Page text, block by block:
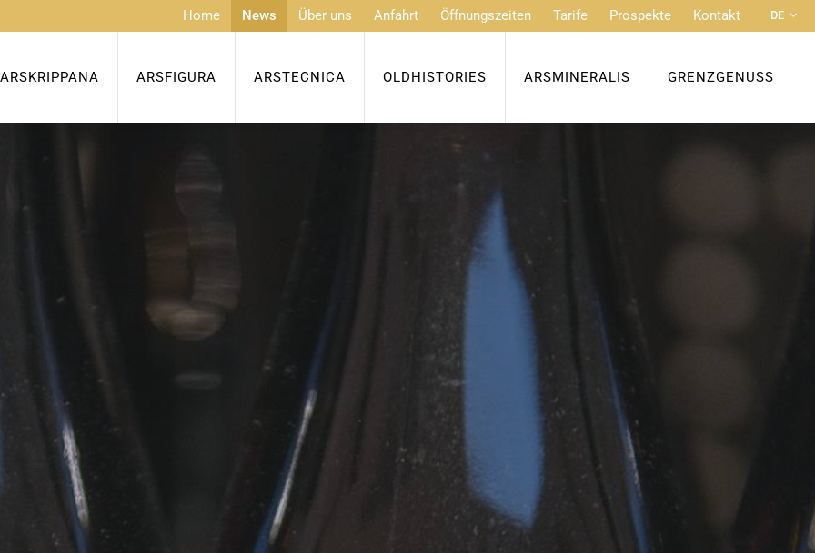
Home News Über uns Anfahrt Öffnungszeiten Tarife Prospekte Kontakt
DE
ARSKRIPPANA ARSFIGURA ARSTECNICA OLDHISTORIES ARSMINERALIS GRENZGENUSS